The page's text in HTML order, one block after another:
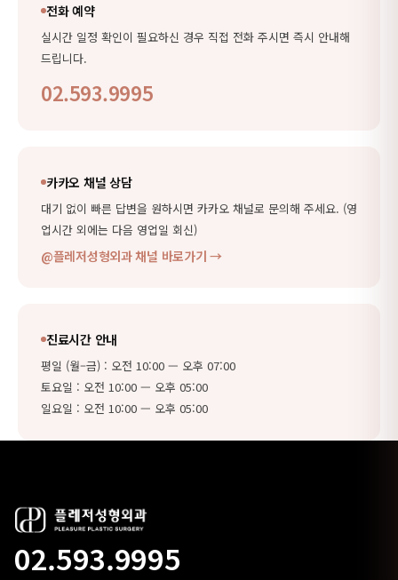
전화 예약
실시간 일정 확인이 필요하신 경우 직접 전화 주시면 즉시 안내해
드립니다.
02.593.9995
카카오 채널 상담
대기 없이 빠른 답변을 원하시면 카카오 채널로 문의해 주세요. (영
업시간 외에는 다음 영업일 회신)
@플레저성형외과 채널 바로가기 →
진료시간 안내
평일 (월–금) : 오전 10:00 — 오후 07:00
토요일 : 오전 10:00 — 오후 05:00
일요일 : 오전 10:00 — 오후 05:00
02.593.9995